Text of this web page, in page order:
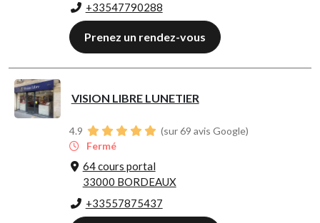
+33547790288
Prenez un rendez-vous
VISION LIBRE LUNETIER
4.9
(sur 69 avis Google)
Fermé
64 cours portal
33000 BORDEAUX
+33557875437